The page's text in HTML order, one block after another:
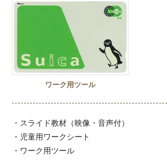
ワーク用ツール
・スライド教材（映像・音声付）
・児童用ワークシート
・ワーク用ツール